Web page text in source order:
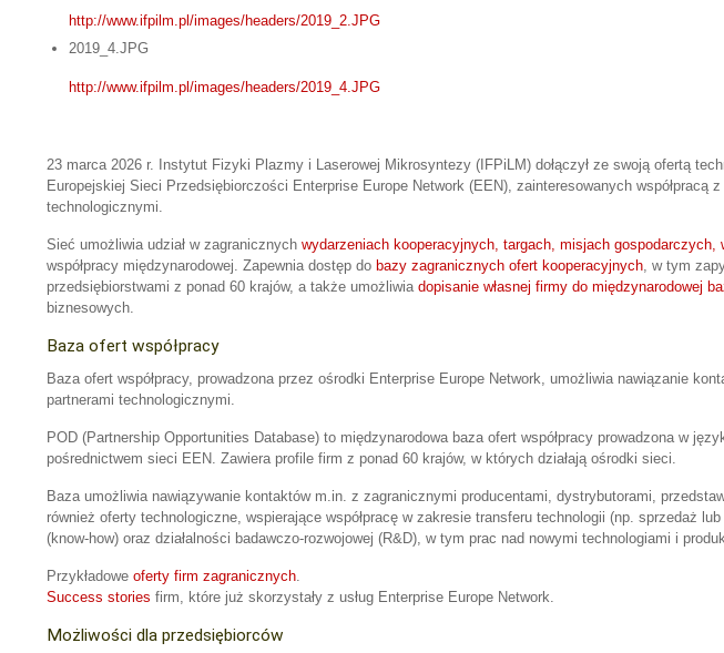
http://www.ifpilm.pl/images/headers/2019_2.JPG
2019_4.JPG
http://www.ifpilm.pl/images/headers/2019_4.JPG
23 marca 2026 r. Instytut Fizyki Plazmy i Laserowej Mikrosyntezy (IFPiLM) dołączył ze swoją ofertą
Europejskiej Sieci Przedsiębiorczości Enterprise Europe Network (EEN), zainteresowanych współpracą
technologicznymi.
Sieć umożliwia udział w zagranicznych wydarzeniach kooperacyjnych, targach, misjach gospodarczych,
współpracy międzynarodowej. Zapewnia dostęp do bazy zagranicznych ofert kooperacyjnych, w tym
przedsiębiorstwami z ponad 60 krajów, a także umożliwia dopisanie własnej firmy do międzynarodowej
biznesowych.
Baza ofert współpracy
Baza ofert współpracy, prowadzona przez ośrodki Enterprise Europe Network, umożliwia nawiązanie
partnerami technologicznymi.
POD (Partnership Opportunities Database) to międzynarodowa baza ofert współpracy prowadzona w
pośrednictwem sieci EEN. Zawiera profile firm z ponad 60 krajów, w których działają ośrodki sieci.
Baza umożliwia nawiązywanie kontaktów m.in. z zagranicznymi producentami, dystrybutorami,
również oferty technologiczne, wspierające współpracę w zakresie transferu technologii (np. sprzedaż
(know-how) oraz działalności badawczo-rozwojowej (R&D), w tym prac nad nowymi technologiami i
Przykładowe oferty firm zagranicznych.
Success stories firm, które już skorzystały z usług Enterprise Europe Network.
Możliwości dla przedsiębiorców